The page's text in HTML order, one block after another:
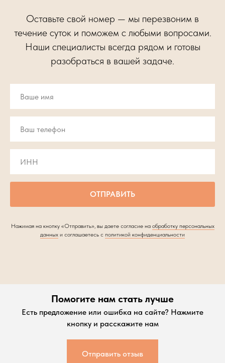
Оставьте свой номер — мы перезвоним в
течение суток и поможем с любыми вопросами.
Наши специалисты всегда рядом и готовы
разобраться в вашей задаче.
ОТПРАВИТЬ
Нажимая на кнопку «Отправить», вы даете согласие на обработку персональных
данных и соглашаетесь c политикой конфиденциальности
Помогите нам стать лучше
Есть предложение или ошибка на сайте? Нажмите
кнопку и расскажите нам
Отправить отзыв